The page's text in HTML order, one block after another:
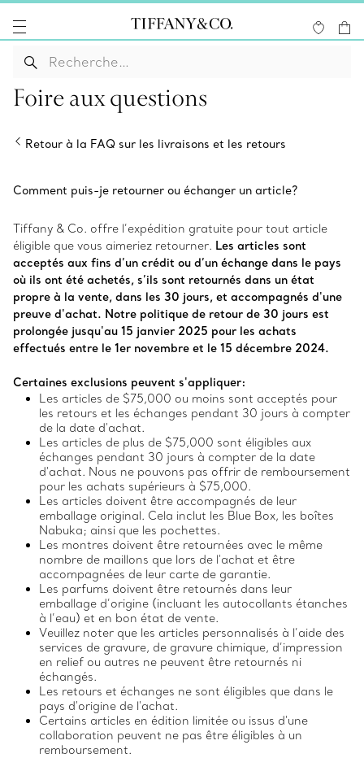
Foire aux questions
Retour à la FAQ sur les livraisons et les retours
Comment puis-je retourner ou échanger un article?
Tiffany & Co. offre l’expédition gratuite pour tout article
éligible que vous aimeriez retourner. Les articles sont
acceptés aux fins d’un crédit ou d’un échange dans le pays
où ils ont été achetés, s’ils sont retournés dans un état
propre à la vente, dans les 30 jours, et accompagnés d'une
preuve d'achat. Notre politique de retour de 30 jours est
prolongée jusqu'au 15 janvier 2025 pour les achats
effectués entre le 1er novembre et le 15 décembre 2024.
Certaines exclusions peuvent s'appliquer:
Les articles de $75,000 ou moins sont acceptés pour
les retours et les échanges pendant 30 jours à compter
de la date d'achat.
Les articles de plus de $75,000 sont éligibles aux
échanges pendant 30 jours à compter de la date
d'achat. Nous ne pouvons pas offrir de remboursement
pour les achats supérieurs à $75,000.
Les articles doivent être accompagnés de leur
emballage original. Cela inclut les Blue Box, les boîtes
Nabuka; ainsi que les pochettes.
Les montres doivent être retournées avec le même
nombre de maillons que lors de l'achat et être
accompagnées de leur carte de garantie.
Les parfums doivent être retournés dans leur
emballage d’origine (incluant les autocollants étanches
à l’eau) et en bon état de vente.
Veuillez noter que les articles personnalisés à l’aide des
services de gravure, de gravure chimique, d’impression
en relief ou autres ne peuvent être retournés ni
échangés.
Les retours et échanges ne sont éligibles que dans le
pays d'origine de l'achat.
Certains articles en édition limitée ou issus d'une
collaboration peuvent ne pas être éligibles à un
remboursement.